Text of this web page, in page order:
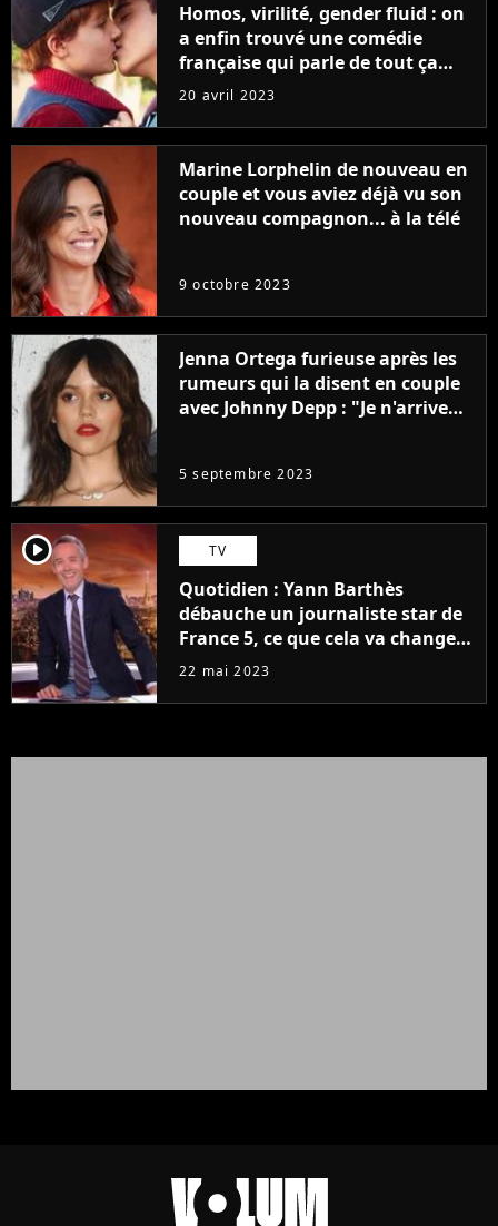
Homos, virilité, gender fluid : on
a enfin trouvé une comédie
française qui parle de tout ça
sans être super ringarde
20 avril 2023
Marine Lorphelin de nouveau en
couple et vous aviez déjà vu son
nouveau compagnon... à la télé
9 octobre 2023
Jenna Ortega furieuse après les
rumeurs qui la disent en couple
avec Johnny Depp : "Je n'arrive
5 septembre 2023
player2 TV
Quotidien : Yann Barthès
débauche un journaliste star de
France 5, ce que cela va changer
à la rentrée
22 mai 2023